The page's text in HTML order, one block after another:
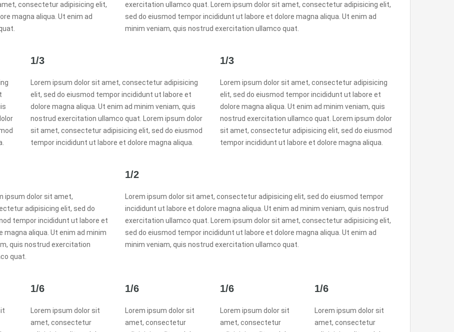
consectetur adipisicing elit,
magna aliqua. Ut enim ad
exercitation ullamco quat. Lorem ipsum dolor sit amet, consectetur adipisicing elit,
sed do eiusmod tempor incididunt ut labore et dolore magna aliqua. Ut enim ad
minim veniam, quis nostrud exercitation ullamco quat.
1/3
Lorem ipsum dolor sit amet, consectetur adipisicing
elit, sed do eiusmod tempor incididunt ut labore et
dolore magna aliqua. Ut enim ad minim veniam, quis
nostrud exercitation ullamco quat. Lorem ipsum dolor
sit amet, consectetur adipisicing elit, sed do eiusmod
tempor incididunt ut labore et dolore magna aliqua.
1/3
Lorem ipsum dolor sit amet, consectetur adipisicing
elit, sed do eiusmod tempor incididunt ut labore et
dolore magna aliqua. Ut enim ad minim veniam, quis
nostrud exercitation ullamco quat. Lorem ipsum dolor
sit amet, consectetur adipisicing elit, sed do eiusmod
tempor incididunt ut labore et dolore magna aliqua.
ipsum dolor sit amet,
adipisicing elit, sed do
tempor incididunt ut labore et
magna aliqua. Ut enim ad minim
quis nostrud exercitation
quat.
1/2
Lorem ipsum dolor sit amet, consectetur adipisicing elit, sed do eiusmod tempor
incididunt ut labore et dolore magna aliqua. Ut enim ad minim veniam, quis nostrud
exercitation ullamco quat. Lorem ipsum dolor sit amet, consectetur adipisicing elit,
sed do eiusmod tempor incididunt ut labore et dolore magna aliqua. Ut enim ad
minim veniam, quis nostrud exercitation ullamco quat.
1/6
Lorem ipsum dolor sit
amet, consectetur
1/6
Lorem ipsum dolor sit
amet, consectetur
1/6
Lorem ipsum dolor sit
amet, consectetur
1/6
Lorem ipsum dolor sit
amet, consectetur